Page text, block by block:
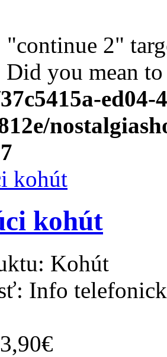
"continue 2"
you mean
ed04-
kohút
Kohút
Info
3,90€